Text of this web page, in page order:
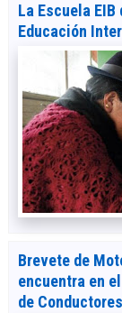
La Escuela
Educación
Brevete de
encuentra en
de Conductores